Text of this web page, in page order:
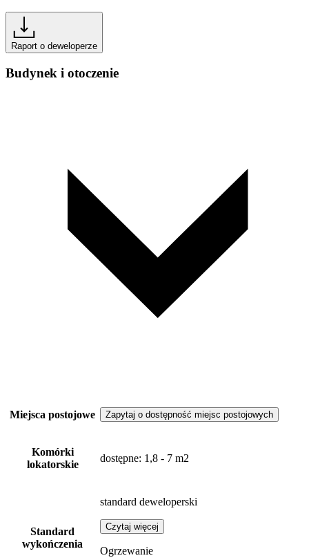
Raport o deweloperze
Budynek i otoczenie
Miejsca postojowe Zapytaj o dostępność miejsc postojowych
Komórki
lokatorskie
dostępne: 1,8 - 7 m2
Standard
wykończenia
standard deweloperski
Czytaj więcej
Ogrzewanie